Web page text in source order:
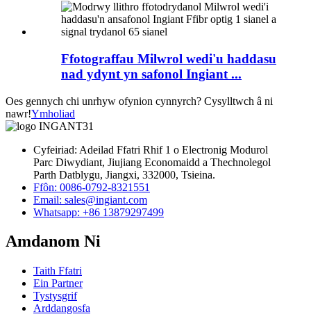
Ffotograffau Milwrol wedi'u haddasu
nad ydynt yn safonol Ingiant ...
Oes gennych chi unrhyw ofynion cynnyrch? Cysylltwch â ni
nawr!Ymholiad
Cyfeiriad: Adeilad Ffatri Rhif 1 o Electronig Modurol
Parc Diwydiant, Jiujiang Economaidd a Thechnolegol
Parth Datblygu, Jiangxi, 332000, Tsieina.
Ffôn: 0086-0792-8321551
Email: sales@ingiant.com
Whatsapp: +86 13879297499
Amdanom Ni
Taith Ffatri
Ein Partner
Tystysgrif
Arddangosfa